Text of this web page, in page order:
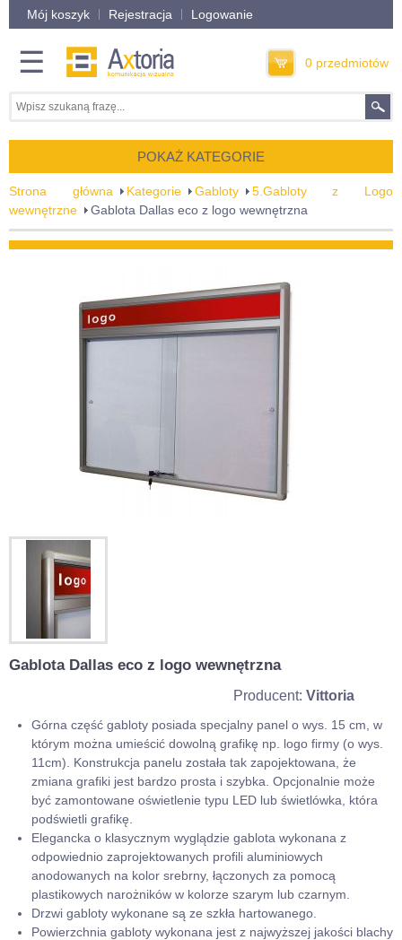
Mój koszyk Rejestracja Logowanie
☰ 0 przedmiotów
POKAŻ KATEGORIE
Strona główna Kategorie Gabloty
5.Gabloty z Logo
wewnętrzne
Gablota Dallas eco z logo wewnętrzna
Gablota Dallas eco z logo wewnętrzna
Producent:Vittoria
Górna część gabloty posiada specjalny panel o wys. 15 cm, w
którym można umieścić dowolną grafikę np. logo firmy (o wys.
11cm). Konstrukcja panelu została tak zapojektowana, że
zmiana grafiki jest bardzo prosta i szybka. Opcjonalnie może
być zamontowane oświetlenie typu LED lub świetlówka, która
podświetli grafikę.
Elegancka o klasycznym wyglądzie gablota wykonana z
odpowiednio zaprojektowanych profili aluminiowych
anodowanych na kolor srebrny, łączonych za pomocą
plastikowych narożników w kolorze szarym lub czarnym.
Drzwi gabloty wykonane są ze szkła hartowanego.
Powierzchnia gabloty wykonana jest z najwyższej jakości blachy